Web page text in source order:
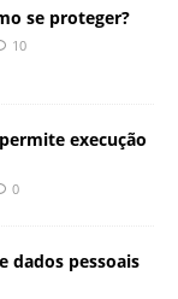
se proteger?
10
execução
0
dados pessoais